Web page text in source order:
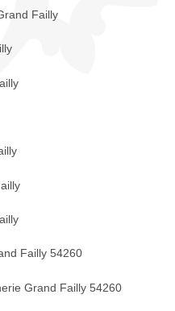
Failly
Failly 54260
Grand Failly 54260